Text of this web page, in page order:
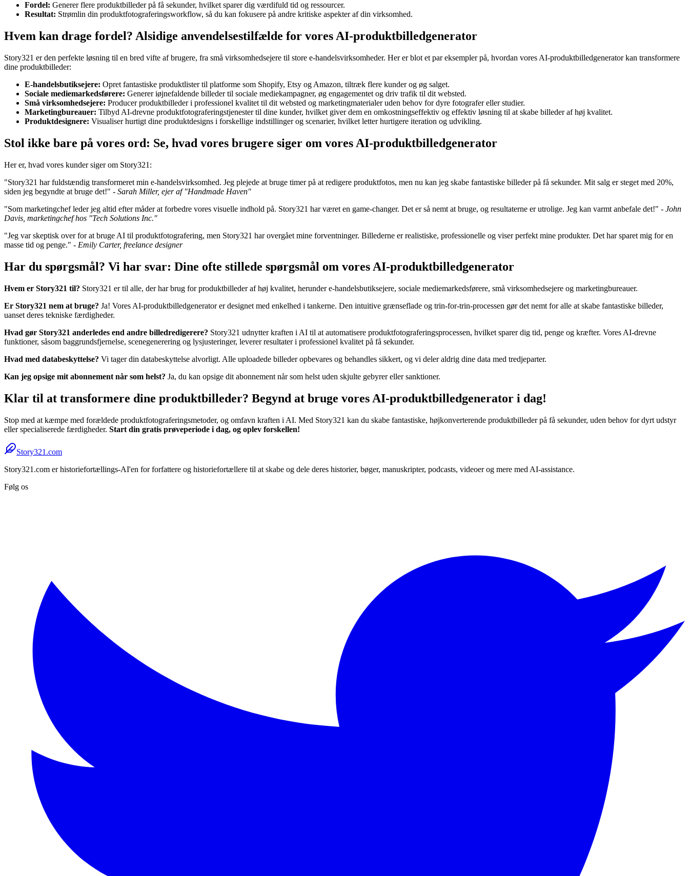
Fordel: Generer flere produktbilleder på få sekunder, hvilket sparer dig værdifuld tid og ressourcer.
Resultat: Strømlin din produktfotograferingsworkflow, så du kan fokusere på andre kritiske aspekter af din virksomhed.
Hvem kan drage fordel? Alsidige anvendelsestilfælde for vores AI-produktbilledgenerator
Story321 er den perfekte løsning til en bred vifte af brugere, fra små virksomhedsejere til store e-handelsvirksomheder. Her er blot et par eksempler på, hvordan vores AI-produktbilledgenerator kan transformere
dine produktbilleder:
E-handelsbutiksejere: Opret fantastiske produktlister til platforme som Shopify, Etsy og Amazon, tiltræk flere kunder og øg salget.
Sociale mediemarkedsførere: Generer iøjnefaldende billeder til sociale mediekampagner, øg engagementet og driv trafik til dit websted.
Små virksomhedsejere: Producer produktbilleder i professionel kvalitet til dit websted og marketingmaterialer uden behov for dyre fotografer eller studier.
Marketingbureauer: Tilbyd AI-drevne produktfotograferingstjenester til dine kunder, hvilket giver dem en omkostningseffektiv og effektiv løsning til at skabe billeder af høj kvalitet.
Produktdesignere: Visualiser hurtigt dine produktdesigns i forskellige indstillinger og scenarier, hvilket letter hurtigere iteration og udvikling.
Stol ikke bare på vores ord: Se, hvad vores brugere siger om vores AI-produktbilledgenerator
Her er, hvad vores kunder siger om Story321:
"Story321 har fuldstændig transformeret min e-handelsvirksomhed. Jeg plejede at bruge timer på at redigere produktfotos, men nu kan jeg skabe fantastiske billeder på få sekunder. Mit salg er steget med 20%,
siden jeg begyndte at bruge det!" - Sarah Miller, ejer af "Handmade Haven"
"Som marketingchef leder jeg altid efter måder at forbedre vores visuelle indhold på. Story321 har været en game-changer. Det er så nemt at bruge, og resultaterne er utrolige. Jeg kan varmt anbefale det!" - John
Davis, marketingchef hos "Tech Solutions Inc."
"Jeg var skeptisk over for at bruge AI til produktfotografering, men Story321 har overgået mine forventninger. Billederne er realistiske, professionelle og viser perfekt mine produkter. Det har sparet mig for en
masse tid og penge." - Emily Carter, freelance designer
Har du spørgsmål? Vi har svar: Dine ofte stillede spørgsmål om vores AI-produktbilledgenerator
Hvem er Story321 til? Story321 er til alle, der har brug for produktbilleder af høj kvalitet, herunder e-handelsbutiksejere, sociale mediemarkedsførere, små virksomhedsejere og marketingbureauer.
Er Story321 nem at bruge? Ja! Vores AI-produktbilledgenerator er designet med enkelhed i tankerne. Den intuitive grænseflade og trin-for-trin-processen gør det nemt for alle at skabe fantastiske billeder,
uanset deres tekniske færdigheder.
Hvad gør Story321 anderledes end andre billedredigerere? Story321 udnytter kraften i AI til at automatisere produktfotograferingsprocessen, hvilket sparer dig tid, penge og kræfter. Vores AI-drevne
funktioner, såsom baggrundsfjernelse, scenegenerering og lysjusteringer, leverer resultater i professionel kvalitet på få sekunder.
Hvad med databeskyttelse? Vi tager din databeskyttelse alvorligt. Alle uploadede billeder opbevares og behandles sikkert, og vi deler aldrig dine data med tredjeparter.
Kan jeg opsige mit abonnement når som helst? Ja, du kan opsige dit abonnement når som helst uden skjulte gebyrer eller sanktioner.
Klar til at transformere dine produktbilleder? Begynd at bruge vores AI-produktbilledgenerator i dag!
Stop med at kæmpe med forældede produktfotograferingsmetoder, og omfavn kraften i AI. Med Story321 kan du skabe fantastiske, højkonverterende produktbilleder på få sekunder, uden behov for dyrt udstyr
eller specialiserede færdigheder. Start din gratis prøveperiode i dag, og oplev forskellen!
Story321.com
Story321.com er historiefortællings-AI'en for forfattere og historiefortællere til at skabe og dele deres historier, bøger, manuskripter, podcasts, videoer og mere med AI-assistance.
Følg os